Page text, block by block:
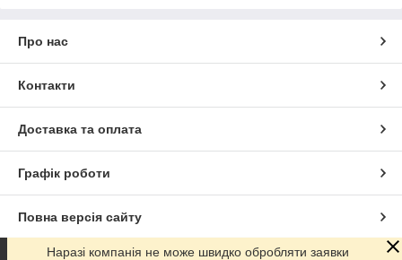
Про нас
Контакти
Доставка та оплата
Графік роботи
Повна версія сайту
Наразі компанія не може швидко обробляти заявки